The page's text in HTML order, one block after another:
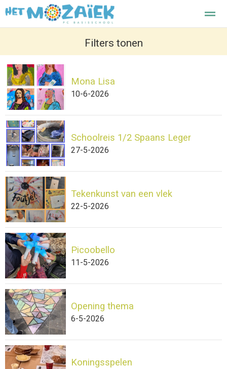
Het Mozaiek basisschool Enkhuizen
Home Zoeken
Filters tonen
Mona Lisa
10-6-2026
Schoolreis 1/2 Spaans Leger
27-5-2026
Tekenkunst van een vlek
22-5-2026
Picoobello
11-5-2026
Opening thema
6-5-2026
Koningsspelen